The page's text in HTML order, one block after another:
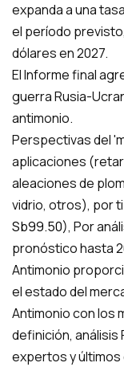
expanda a una
el período
dólares en 2027.
El Informe final
guerra Rusia-
antimonio.
Perspectivas del
aplicaciones
aleaciones de
vidrio, otros), por
Sb99.50), Por
pronóstico hasta
Antimonio
el estado del
Antimonio con los
definición, análisis
expertos y últimos